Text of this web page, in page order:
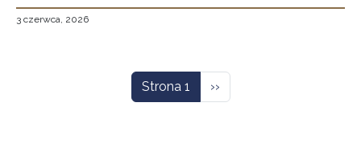
3 czerwca, 2026
Strona 1 Następna strona
››